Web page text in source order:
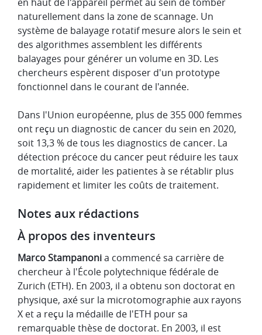
naturellement dans la zone de scannage. Un
système de balayage rotatif mesure alors le sein et
des algorithmes assemblent les différents
balayages pour générer un volume en 3D. Les
chercheurs espèrent disposer d'un prototype
fonctionnel dans le courant de l'année.
Dans l'Union européenne, plus de 355 000 femmes
ont reçu un diagnostic de cancer du sein en 2020,
soit 13,3 % de tous les diagnostics de cancer. La
détection précoce du cancer peut réduire les taux
de mortalité, aider les patientes à se rétablir plus
rapidement et limiter les coûts de traitement.
Notes aux rédactions
À propos des inventeurs
Marco Stampanonia commencé sa carrière de
chercheur à l'École polytechnique fédérale de
Zurich (ETH). En 2003, il a obtenu son doctorat en
physique, axé sur la microtomographie aux rayons
X et a reçu la médaille de l'ETH pour sa
remarquable thèse de doctorat. En 2003, il est